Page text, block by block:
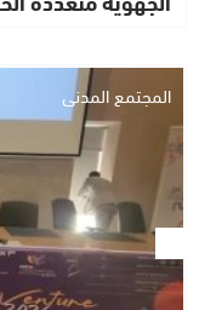
المجتمع المدني